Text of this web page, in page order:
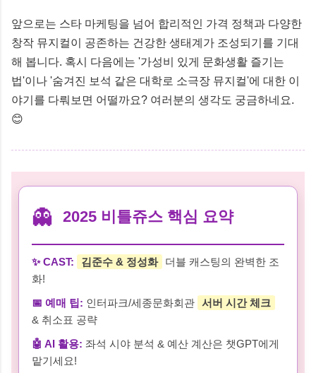
앞으로는 스타 마케팅을 넘어 합리적인 가격 정책과 다양한
창작 뮤지컬이 공존하는 건강한 생태계가 조성되기를 기대
해 봅니다. 혹시 다음에는 '가성비 있게 문화생활 즐기는
법'이나 '숨겨진 보석 같은 대학로 소극장 뮤지컬'에 대한 이
야기를 다뤄보면 어떨까요? 여러분의 생각도 궁금하네요.
😊
👻 2025 비틀쥬스 핵심 요약
✨ CAST: 김준수 & 정성화
더블 캐스팅의 완벽한 조
화!
📅 예매 팁: 인터파크/세종문화회관 서버 시간 체크
& 취소표 공략
🤖 AI 활용: 좌석 시야 분석 & 예산 계산은 챗GPT에게
맡기세요!